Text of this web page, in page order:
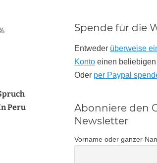
Peru
Spende für die
Entweder überweise
Konto einen beliebigen
Oder per Paypal
Abonniere den
Newsletter
Vorname oder ganzer